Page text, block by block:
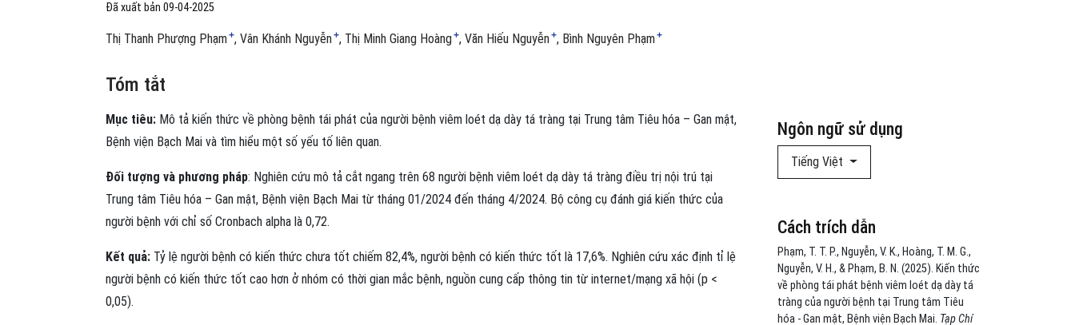
Đã xuất bản 09-04-2025
Thị Thanh Phượng Phạm+ Vân Khánh Nguyễn+ Thị Minh Giang Hoàng+ Văn Hiếu Nguyễn+ Bình Nguyên Phạm+
Ngôn ngữ sử dụng
Tiếng Việt
Cách trích dẫn
Phạm, T. T. P., Nguyễn, V. K., Hoàng, T. M. G.,
Nguyễn, V. H., & Phạm, B. N. (2025). Kiến thức
về phòng tái phát bệnh viêm loét dạ dày tá
tràng của người bệnh tại Trung tâm Tiêu
hóa - Gan mật, Bệnh viện Bạch Mai. Tạp Chí
Tóm tắt
Mục tiêu: Mô tả kiến thức về phòng bệnh tái phát của người bệnh viêm loét dạ dày tá tràng tại Trung tâm Tiêu hóa – Gan mật,
Bệnh viện Bạch Mai và tìm hiểu một số yếu tố liên quan.
Đối tượng và phương pháp: Nghiên cứu mô tả cắt ngang trên 68 người bệnh viêm loét dạ dày tá tràng điều trị nội trú tại
Trung tâm Tiêu hóa – Gan mật, Bệnh viện Bạch Mai từ tháng 01/2024 đến tháng 4/2024. Bộ công cụ đánh giá kiến thức của
người bệnh với chỉ số Cronbach alpha là 0,72.
Kết quả: Tỷ lệ người bệnh có kiến thức chưa tốt chiếm 82,4%, người bệnh có kiến thức tốt là 17,6%. Nghiên cứu xác định tỉ lệ
người bệnh có kiến thức tốt cao hơn ở nhóm có thời gian mắc bệnh, nguồn cung cấp thông tin từ internet/mạng xã hội (p <
0,05).